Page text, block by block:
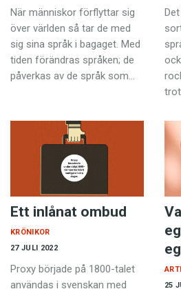
När människor förflyttar sig
över världen så tar de med
sig sina språk i bagaget. Med
tiden förändras språken; de
påverkas av de språk som…
Ett inlånat ombud
27 JULI 2022
KRÖNIKOR
Proxy började på 1800-talet
användas i svenskan med
25